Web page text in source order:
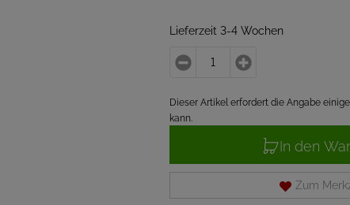
Lieferzeit 3-4 Wochen
Dieser Artikel erfordert die Angabe
kann.
In den
Zum